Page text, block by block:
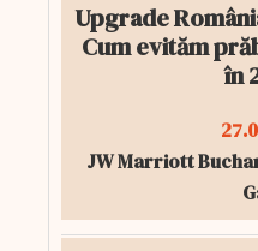
Upgrade
Cum evităm
în
JW Marriott